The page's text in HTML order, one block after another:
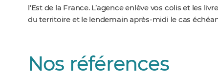
l’Est de la France. L’agence enlève vos colis et les
du territoire et le lendemain après-midi le cas
Nos références